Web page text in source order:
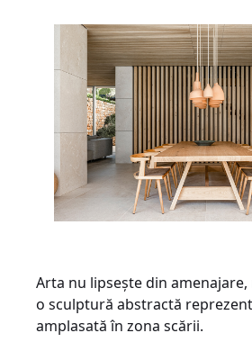
Arta nu lipsește din
o sculptură abstractă
amplasată în zona scării.